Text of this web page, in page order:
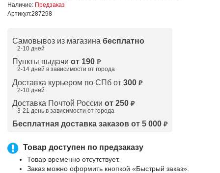
Наличие: Предзаказ
Артикул:287298
Самовывоз из магазина бесплатно
2-10 дней
Пункты выдачи от 190 ₽
2-14 дней в зависимости от города
Доставка курьером по СПб от 300 ₽
2-10 дней
Доставка Почтой России от 250 ₽
3-21 день в зависимости от города
Бесплатная доставка заказов от 5 000 ₽
Товар доступен по предзаказу
Товар временно отсутствует.
Заказ можно оформить кнопкой «Быстрый заказ».